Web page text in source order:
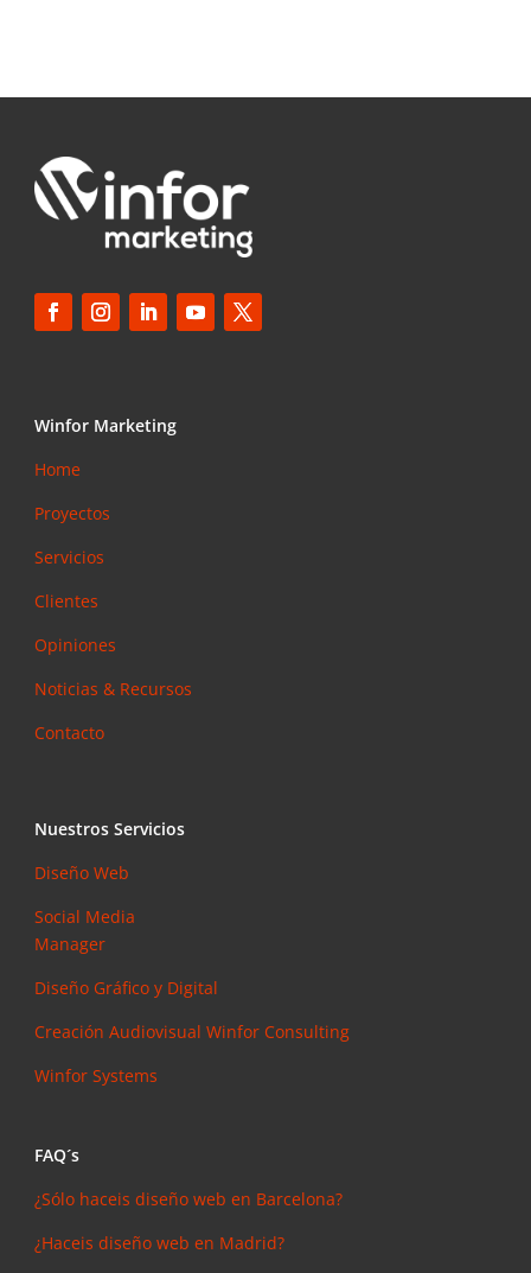
Winfor Marketing
Home
Proyectos
Servicios
Clientes
Opiniones
Noticias & Recursos
Contacto
Nuestros Servicios
Diseño Web
Social Media
Manager
Diseño Gráfico y Digital
Creación AudiovisualWinfor Consulting
Winfor Systems
FAQ´s
¿Sólo haceis diseño web en Barcelona?
¿Haceis diseño web en Madrid?